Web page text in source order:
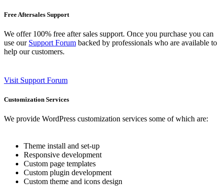
Free Aftersales Support
We offer 100% free after sales support. Once you purchase you can
use our Support Forum backed by professionals who are available to
help our customers.
Visit Support Forum
Customization Services
We provide WordPress customization services some of which are:
Theme install and set-up
Responsive development
Custom page templates
Custom plugin development
Custom theme and icons design